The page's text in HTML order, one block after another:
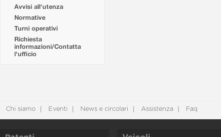
Avvisi all'utenza
Normative
Turni operativi
Richiesta
informazioni/Contatta
l'ufficio
Chi siamo Eventi News e circolari Assistenza Faq